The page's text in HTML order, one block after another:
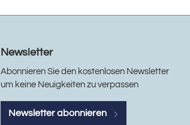
Newsletter
Abonnieren Sie den kostenlosen Newsletter
um keine Neuigkeiten zu verpassen
Newsletter abonnieren